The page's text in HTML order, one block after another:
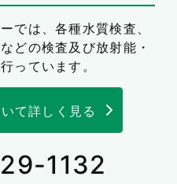
では、各種水質検査、
どの検査及び放射能・
っています。
て詳しく見る
1132